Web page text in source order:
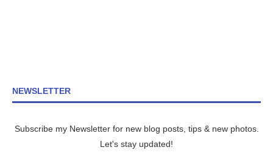
NEWSLETTER
Subscribe my Newsletter for new blog posts, tips & new photos.
Let's stay updated!